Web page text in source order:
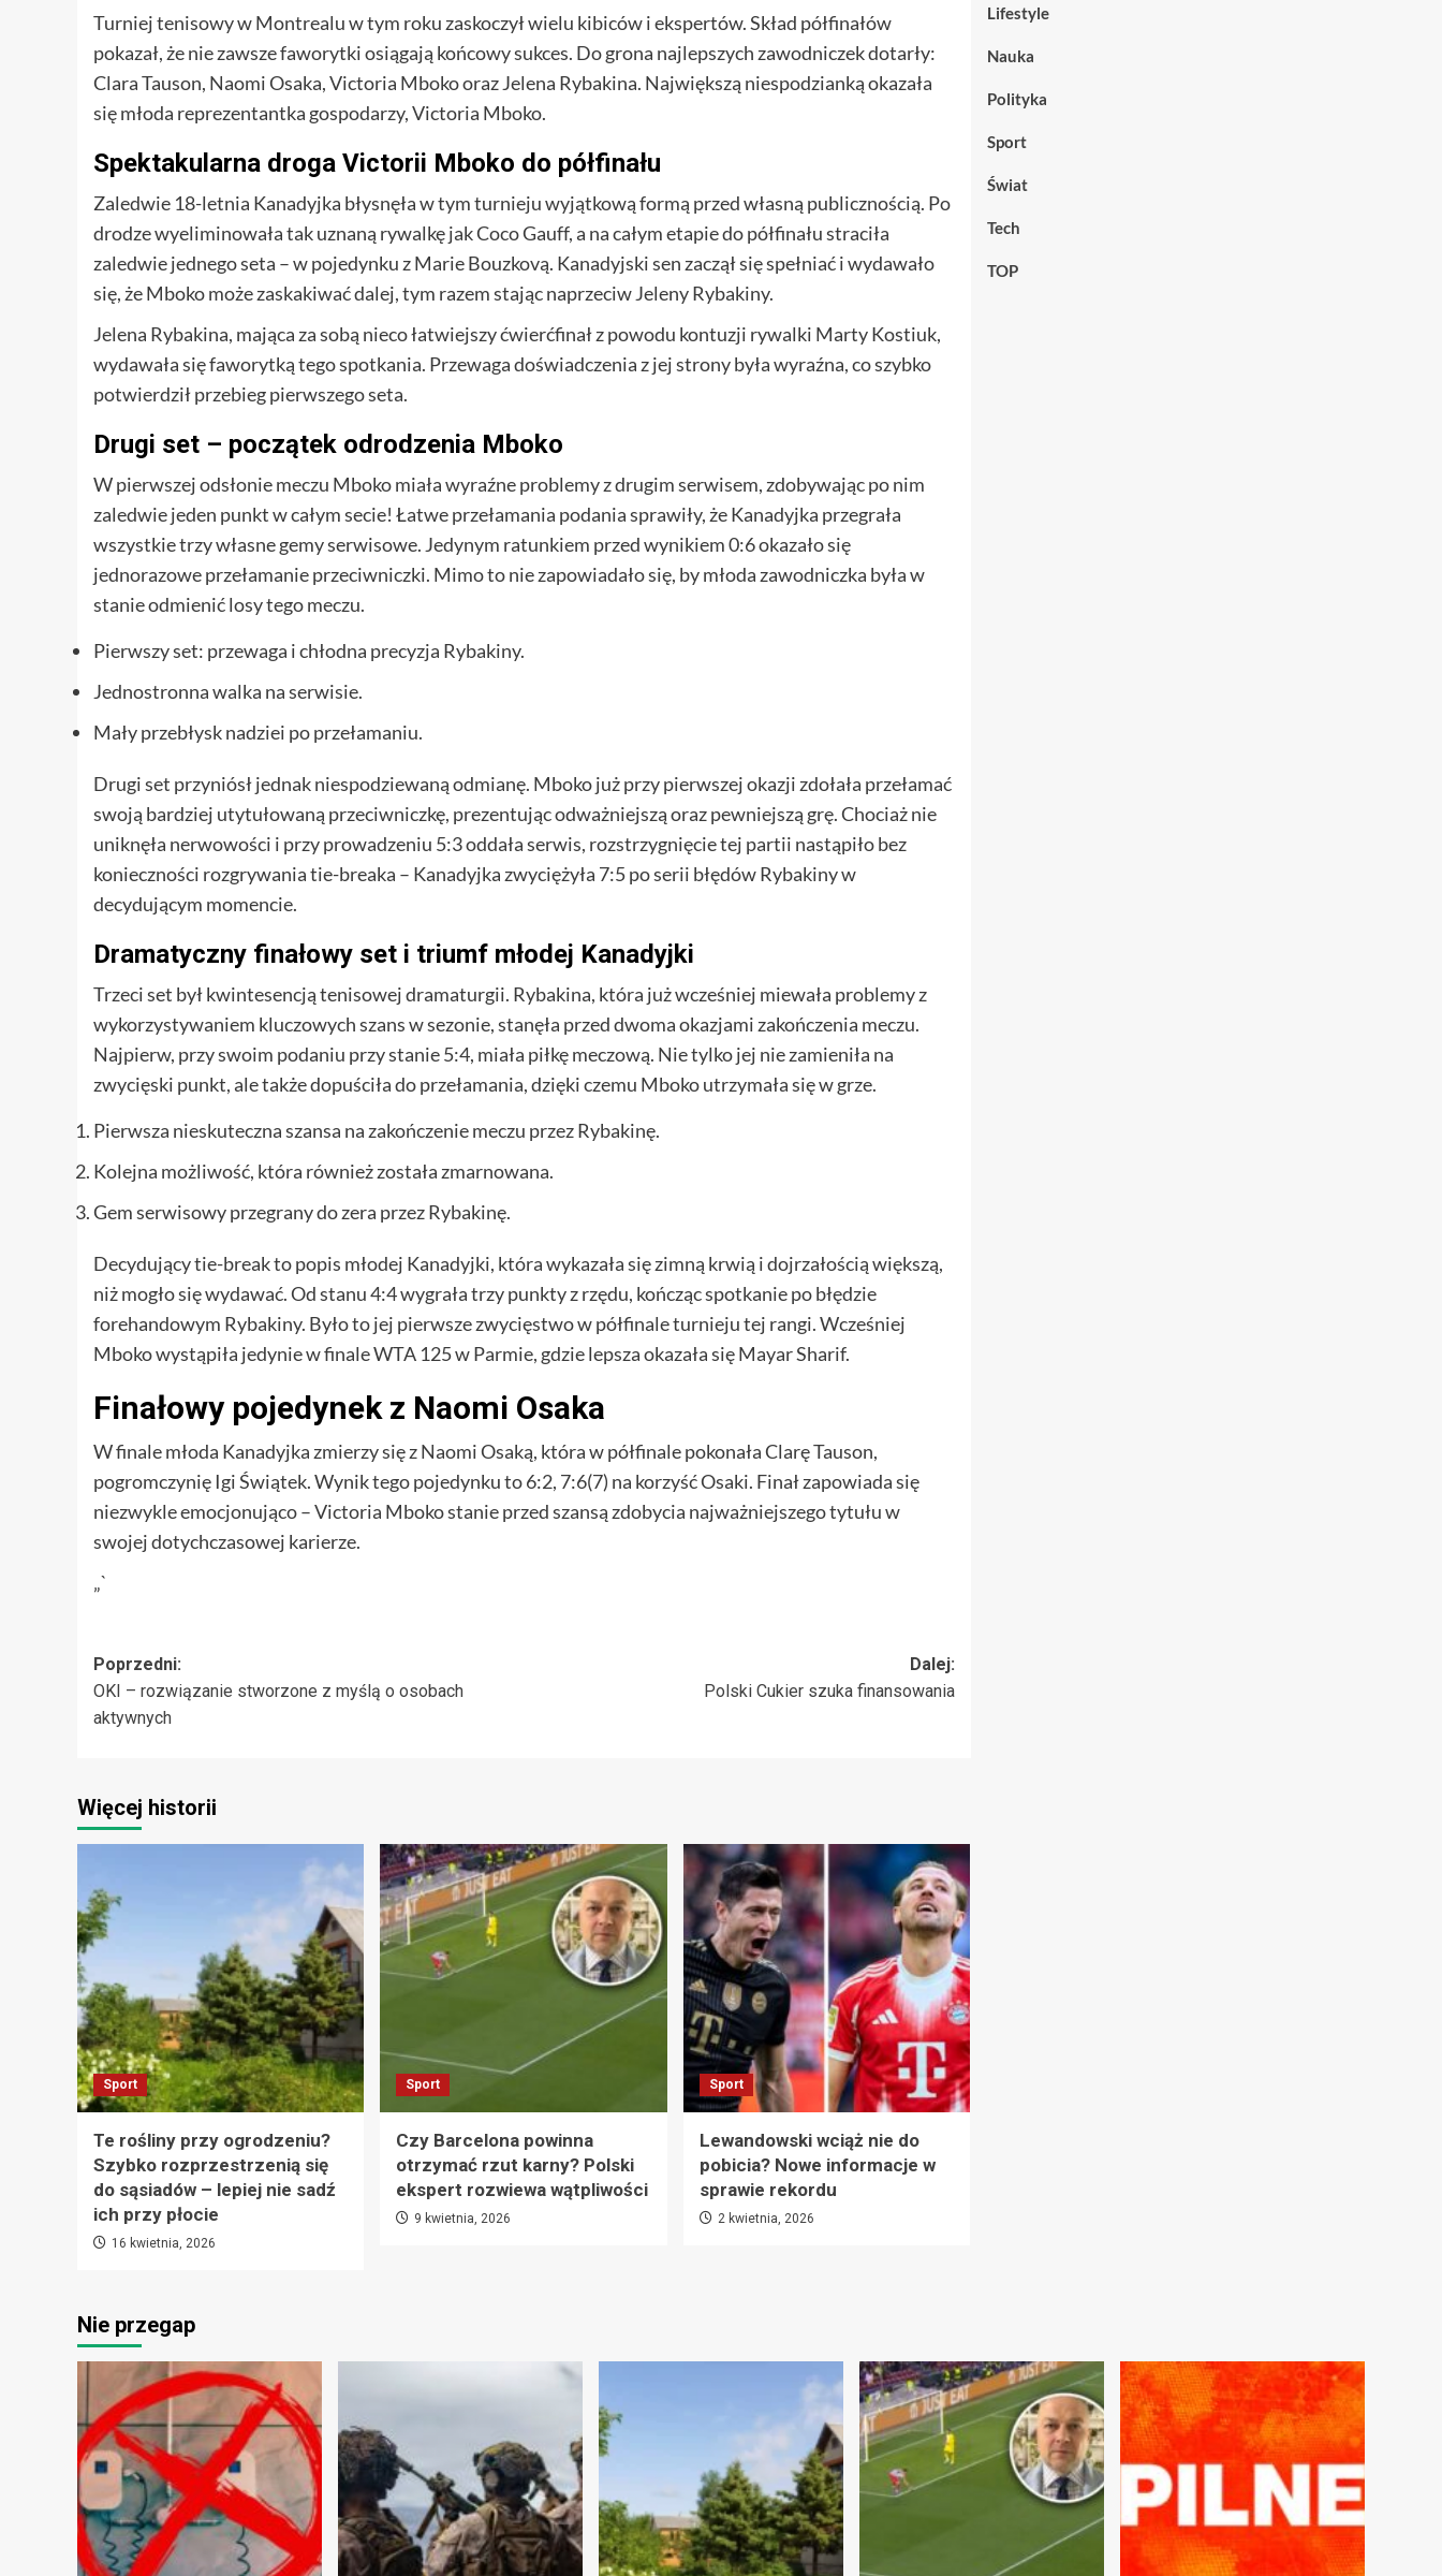
Turniej tenisowy w Montrealu w tym roku zaskoczył wielu kibiców i ekspertów. Skład półfinałów
pokazał, że nie zawsze faworytki osiągają końcowy sukces. Do grona najlepszych zawodniczek dotarły:
Clara Tauson, Naomi Osaka, Victoria Mboko oraz Jelena Rybakina. Największą niespodzianką okazała
się młoda reprezentantka gospodarzy, Victoria Mboko.
Spektakularna droga Victorii Mboko do półfinału
Zaledwie 18-letnia Kanadyjka błysnęła w tym turnieju wyjątkową formą przed własną publicznością. Po
drodze wyeliminowała tak uznaną rywalkę jak Coco Gauff, a na całym etapie do półfinału straciła
zaledwie jednego seta – w pojedynku z Marie Bouzkovą. Kanadyjski sen zaczął się spełniać i wydawało
się, że Mboko może zaskakiwać dalej, tym razem stając naprzeciw Jeleny Rybakiny.
Jelena Rybakina, mająca za sobą nieco łatwiejszy ćwierćfinał z powodu kontuzji rywalki Marty Kostiuk,
wydawała się faworytką tego spotkania. Przewaga doświadczenia z jej strony była wyraźna, co szybko
potwierdził przebieg pierwszego seta.
Drugi set – początek odrodzenia Mboko
W pierwszej odsłonie meczu Mboko miała wyraźne problemy z drugim serwisem, zdobywając po nim
zaledwie jeden punkt w całym secie! Łatwe przełamania podania sprawiły, że Kanadyjka przegrała
wszystkie trzy własne gemy serwisowe. Jedynym ratunkiem przed wynikiem 0:6 okazało się
jednorazowe przełamanie przeciwniczki. Mimo to nie zapowiadało się, by młoda zawodniczka była w
stanie odmienić losy tego meczu.
Pierwszy set: przewaga i chłodna precyzja Rybakiny.
Jednostronna walka na serwisie.
Mały przebłysk nadziei po przełamaniu.
Drugi set przyniósł jednak niespodziewaną odmianę. Mboko już przy pierwszej okazji zdołała przełamać
swoją bardziej utytułowaną przeciwniczkę, prezentując odważniejszą oraz pewniejszą grę. Chociaż nie
uniknęła nerwowości i przy prowadzeniu 5:3 oddała serwis, rozstrzygnięcie tej partii nastąpiło bez
konieczności rozgrywania tie-breaka – Kanadyjka zwyciężyła 7:5 po serii błędów Rybakiny w
decydującym momencie.
Dramatyczny finałowy set i triumf młodej Kanadyjki
Trzeci set był kwintesencją tenisowej dramaturgii. Rybakina, która już wcześniej miewała problemy z
wykorzystywaniem kluczowych szans w sezonie, stanęła przed dwoma okazjami zakończenia meczu.
Najpierw, przy swoim podaniu przy stanie 5:4, miała piłkę meczową. Nie tylko jej nie zamieniła na
zwycięski punkt, ale także dopuściła do przełamania, dzięki czemu Mboko utrzymała się w grze.
Pierwsza nieskuteczna szansa na zakończenie meczu przez Rybakinę.
Kolejna możliwość, która również została zmarnowana.
Gem serwisowy przegrany do zera przez Rybakinę.
Decydujący tie-break to popis młodej Kanadyjki, która wykazała się zimną krwią i dojrzałością większą,
niż mogło się wydawać. Od stanu 4:4 wygrała trzy punkty z rzędu, kończąc spotkanie po błędzie
forehandowym Rybakiny. Było to jej pierwsze zwycięstwo w półfinale turnieju tej rangi. Wcześniej
Mboko wystąpiła jedynie w finale WTA 125 w Parmie, gdzie lepsza okazała się Mayar Sharif.
Finałowy pojedynek z Naomi Osaka
W finale młoda Kanadyjka zmierzy się z Naomi Osaką, która w półfinale pokonała Clarę Tauson,
pogromczynię Igi Świątek. Wynik tego pojedynku to 6:2, 7:6(7) na korzyść Osaki. Finał zapowiada się
niezwykle emocjonująco – Victoria Mboko stanie przed szansą zdobycia najważniejszego tytułu w
swojej dotychczasowej karierze.
„`
Zobacz
wpisy
Poprzedni:
OKI – rozwiązanie stworzone z myślą o osobach
aktywnych
Dalej:
Polski Cukier szuka finansowania
Więcej historii
Sport
Te rośliny przy ogrodzeniu?
Szybko rozprzestrzenią się
do sąsiadów – lepiej nie sadź
ich przy płocie
16 kwietnia, 2026
Sport
Czy Barcelona powinna
otrzymać rzut karny? Polski
ekspert rozwiewa wątpliwości
9 kwietnia, 2026
Sport
Lewandowski wciąż nie do
pobicia? Nowe informacje w
sprawie rekordu
2 kwietnia, 2026
Lifestyle
Nauka
Polityka
Sport
Świat
Tech
TOP
Nie przegap